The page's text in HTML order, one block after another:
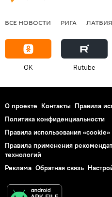
ВСЕ НОВОСТИ РИГА ЛАТВИЯ
OK Rutube
О проекте Контакты Правила
Политика конфиденциальности
Правила использования «cookie»
Правила применения
технологий
Реклама Обратная связь